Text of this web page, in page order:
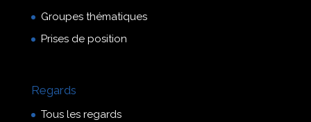
Groupes thématiques
Prises de position
Regards
Tous les regards